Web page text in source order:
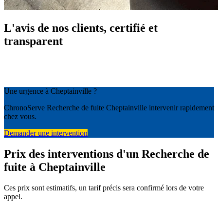
L'avis de nos clients, certifié et
transparent
Une urgence à Cheptainville ?
ChronoServe Recherche de fuite Cheptainville intervenir rapidement
chez vous.
Demander une intervention
Prix des interventions d'un Recherche de
fuite à Cheptainville
Ces prix sont estimatifs, un tarif précis sera confirmé lors de votre
appel.